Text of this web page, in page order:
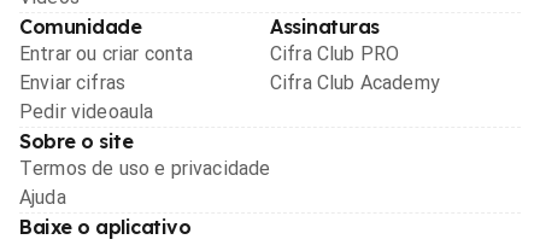
Comunidade
Entrar ou criar conta
Enviar cifras
Pedir videoaula
Assinaturas
Cifra Club PRO
Cifra Club Academy
Sobre o site
Termos de uso e privacidade
Ajuda
Baixe o aplicativo